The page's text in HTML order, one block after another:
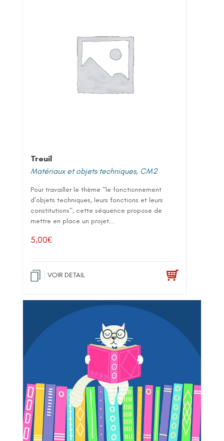
Treuil
Matériaux et objets techniques, CM2
Pour travailler le thème "le fonctionnement
d’objets techniques, leurs fonctions et leurs
constitutions", cette séquence propose de
mettre en place un projet...
5,00€
VOIR DETAIL